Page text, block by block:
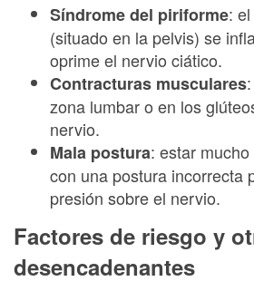
Síndrome del piriforme:
(situado en la pelvis) se
oprime el nervio ciático.
Contracturas musculares
zona lumbar o en los
nervio.
Mala postura: estar
con una postura incorrecta
presión sobre el nervio.
Factores de riesgo y
desencadenantes